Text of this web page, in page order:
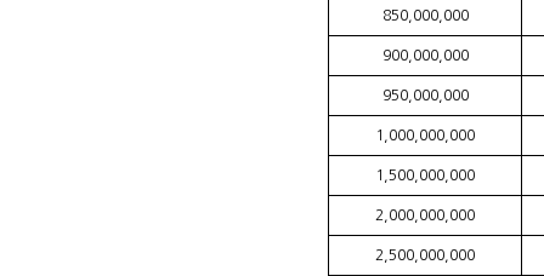
850,000,000
900,000,000
950,000,000
1,000,000,000
1,500,000,000
2,000,000,000
2,500,000,000